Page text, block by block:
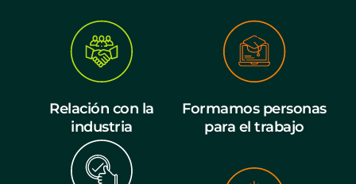
Relación con la
industria
Formamos personas
para el trabajo